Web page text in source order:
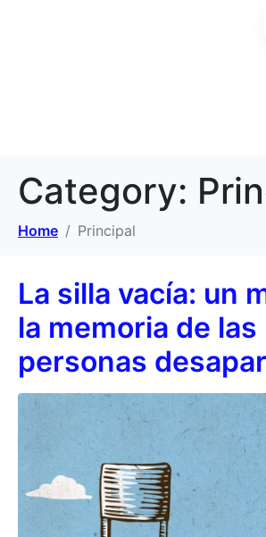
Category:
Home Principal
La silla vacía: un
la memoria de las
personas